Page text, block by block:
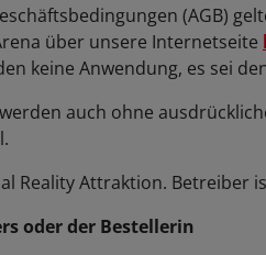
(AGB)
über unsere Internetseite
keine Anwendung, es sei
auch ohne
Reality Attraktion. Betreiber
oder der Bestellerin